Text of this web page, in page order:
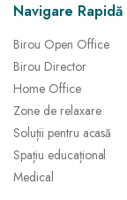
Navigare Rapidă
Birou Open Office
Birou Director
Home Office
Zone de relaxare
Soluții pentru acasă
Spațiu educațional
Medical